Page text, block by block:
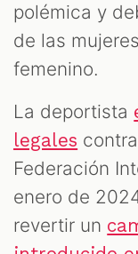
polémica y
de las
femenino.
La deportista
legales
Federación
enero de
revertir un